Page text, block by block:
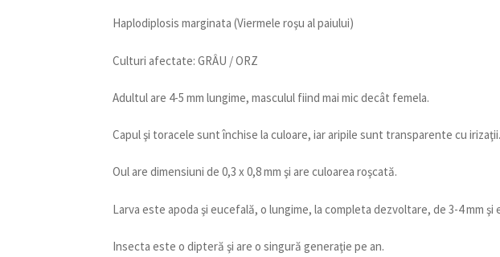
Haplodiplosis marginata (Viermele roşu al paiului)
Culturi afectate: GRÂU / ORZ
Adultul are 4-5 mm lungime, masculul fiind mai mic decât femela.
Capul şi toracele sunt închise la culoare, iar aripile sunt transparente cu irizaţii.
Oul are dimensiuni de 0,3 x 0,8 mm şi are culoarea roşcată.
Larva este apoda şi eucefală, o lungime, la completa dezvoltare, de 3-4 mm şi
Insecta este o dipteră şi are o singură generaţie pe an.